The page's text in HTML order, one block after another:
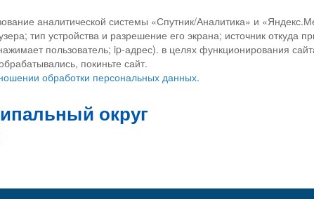
аналитической системы «Спутник/Аналитика» и
тип устройства и разрешение его экрана; источник откуда
пользователь; ip-адрес). в целях функционирования
покиньте сайт.
обработки персональных данных.